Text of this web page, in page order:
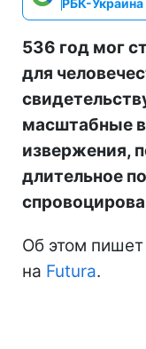
536 год мог
для
масштабные
извержения,
длительное
Об этом пишет
на Futura.